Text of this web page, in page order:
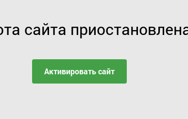
сайта
Активировать сайт